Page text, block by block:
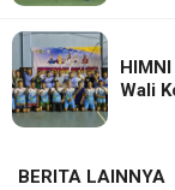
Wali
BERITA LAINNYA